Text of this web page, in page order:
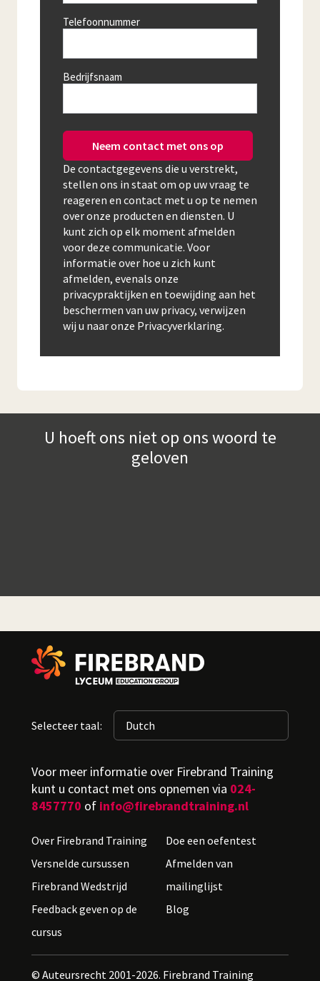
Telefoonnummer
Bedrijfsnaam
Neem contact met ons op
De contactgegevens die u verstrekt,
stellen ons in staat om op uw vraag te
reageren en contact met u op te nemen
over onze producten en diensten. U
kunt zich op elk moment afmelden
voor deze communicatie. Voor
informatie over hoe u zich kunt
afmelden, evenals onze
privacypraktijken en toewijding aan het
beschermen van uw privacy, verwijzen
wij u naar onze Privacyverklaring.
U hoeft ons niet op ons woord te
geloven
Selecteer taal:
Voor meer informatie over Firebrand Training
kunt u contact met ons opnemen via 024-
8457770 of info@firebrandtraining.nl
Over Firebrand Training
Versnelde cursussen
Firebrand Wedstrijd
Feedback geven op de
cursus
Doe een oefentest
Afmelden van
mailinglijst
Blog
© Auteursrecht 2001-2026. Firebrand Training